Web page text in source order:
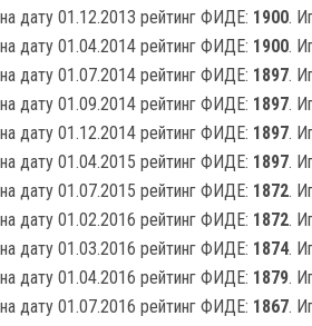
на дату 01.12.2013 рейтинг ФИДЕ: 1900.
на дату 01.04.2014 рейтинг ФИДЕ: 1900.
на дату 01.07.2014 рейтинг ФИДЕ: 1897.
на дату 01.09.2014 рейтинг ФИДЕ: 1897.
на дату 01.12.2014 рейтинг ФИДЕ: 1897.
на дату 01.04.2015 рейтинг ФИДЕ: 1897.
на дату 01.07.2015 рейтинг ФИДЕ: 1872.
на дату 01.02.2016 рейтинг ФИДЕ: 1872.
на дату 01.03.2016 рейтинг ФИДЕ: 1874.
на дату 01.04.2016 рейтинг ФИДЕ: 1879.
на дату 01.07.2016 рейтинг ФИДЕ: 1867.